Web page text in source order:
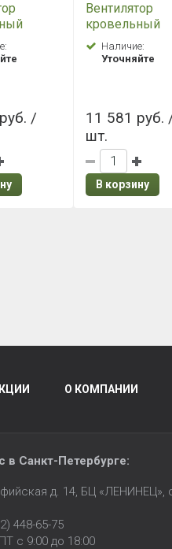
/
Вентилятор
кровельный
Luxard Classic,
мокко
Наличие:
Уточняйте
11 581 руб.
шт.
В корзину
О КОМПАНИИ
в Санкт-Петербурге:
д. 14, БЦ «ЛЕНИНЕЦ»,
448-65-75
с 9:00 до 18:00